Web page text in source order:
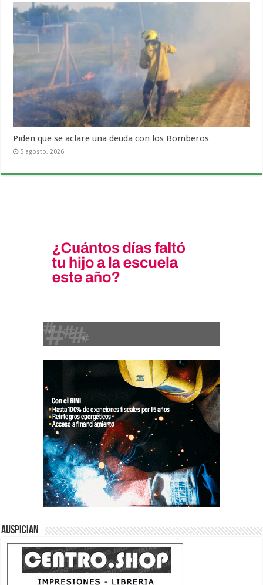
Piden que se aclare una deuda con los Bomberos
5 agosto, 2026
Auspician